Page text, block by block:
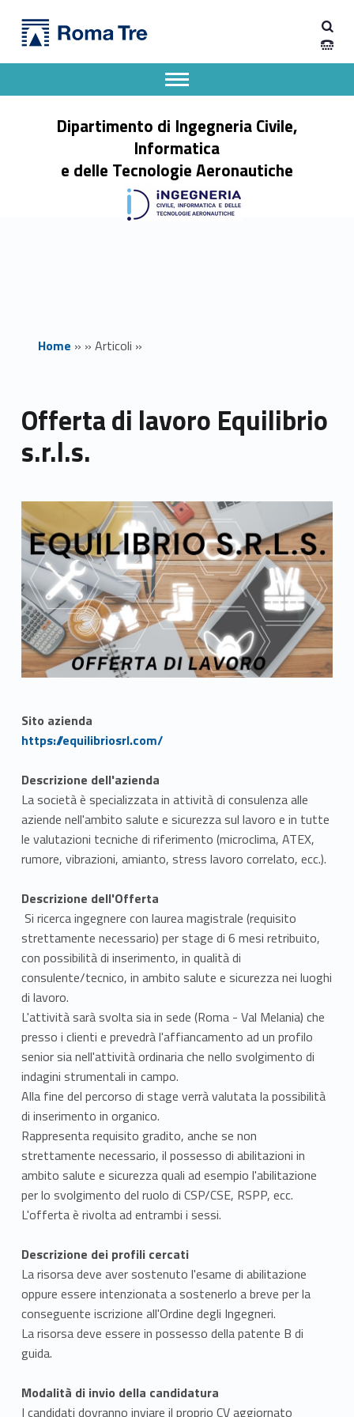
Offerta di lavoro Equilibrio s.r.l.s. - Dipartimento di Ingegneria Civile, Informatica e delle Tecnologie Aeronautiche
Dipartimento di Ingegneria Civile,
Informatica
e delle Tecnologie Aeronautiche
Apri il menu secondario
Header info sidebar
Home » » Articoli »
Offerta di lavoro Equilibrio
s.r.l.s.
Link identifier archive #link-archive-thumb-soap-51137
Sito azienda
Link identifier #identifier__20211-1https://equilibriosrl.com/
Descrizione dell'azienda
La società è specializzata in attività di consulenza alle
aziende nell'ambito salute e sicurezza sul lavoro e in tutte
le valutazioni tecniche di riferimento (microclima, ATEX,
rumore, vibrazioni, amianto, stress lavoro correlato, ecc.).
Descrizione dell'Offerta
Si ricerca ingegnere con laurea magistrale (requisito
strettamente necessario) per stage di 6 mesi retribuito,
con possibilità di inserimento, in qualità di
consulente/tecnico, in ambito salute e sicurezza nei luoghi
di lavoro.
L'attività sarà svolta sia in sede (Roma - Val Melania) che
presso i clienti e prevedrà l'affiancamento ad un profilo
senior sia nell'attività ordinaria che nello svolgimento di
indagini strumentali in campo.
Alla fine del percorso di stage verrà valutata la possibilità
di inserimento in organico.
Rappresenta requisito gradito, anche se non
strettamente necessario, il possesso di abilitazioni in
ambito salute e sicurezza quali ad esempio l'abilitazione
per lo svolgimento del ruolo di CSP/CSE, RSPP, ecc.
L'offerta è rivolta ad entrambi i sessi.
Descrizione dei profili cercati
La risorsa deve aver sostenuto l'esame di abilitazione
oppure essere intenzionata a sostenerlo a breve per la
conseguente iscrizione all'Ordine degli Ingegneri.
La risorsa deve essere in possesso della patente B di
guida.
Modalità di invio della candidatura
I candidati dovranno inviare il proprio CV aggiornato